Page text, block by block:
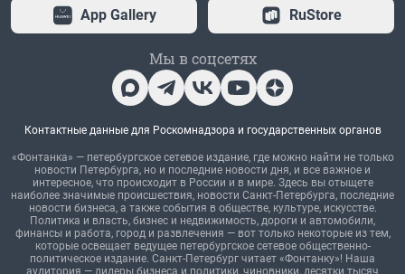
App Gallery RuStore
Мы в соцсетях
Контактные данные для Роскомнадзора и государственных органов
«Фонтанка» — петербургское сетевое издание, где можно найти не только
новости Петербурга, но и последние новости дня, и все важное и
интересное, что происходит в России и в мире. Здесь вы отыщете
наиболее значимые происшествия, новости Санкт-Петербурга, последние
новости бизнеса, а также события в обществе, культуре, искусстве.
Политика и власть, бизнес и недвижимость, дороги и автомобили,
финансы и работа, город и развлечения — вот только некоторые из тем,
которые освещает ведущее петербургское сетевое общественно-
политическое издание. Санкт-Петербург читает «Фонтанку»! Наша
аудитория — лидеры бизнеса и политики, чиновники, десятки тысяч